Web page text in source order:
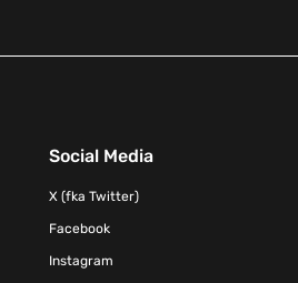
Social Media
X (fka Twitter)
Facebook
Instagram